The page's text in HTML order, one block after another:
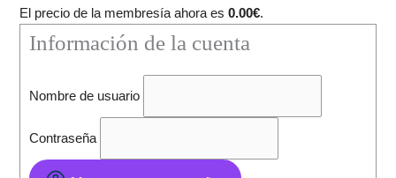
El precio de la membresía ahora es0.00€.
Información de la cuenta
Nombre de usuario
Contraseña